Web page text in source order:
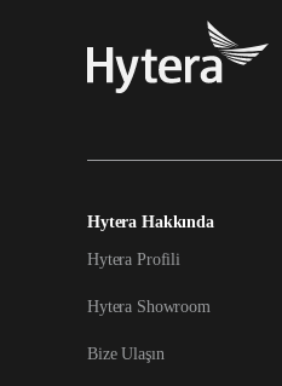
Hytera Hakkında
Hytera Profili
Hytera Showroom
Bize Ulaşın